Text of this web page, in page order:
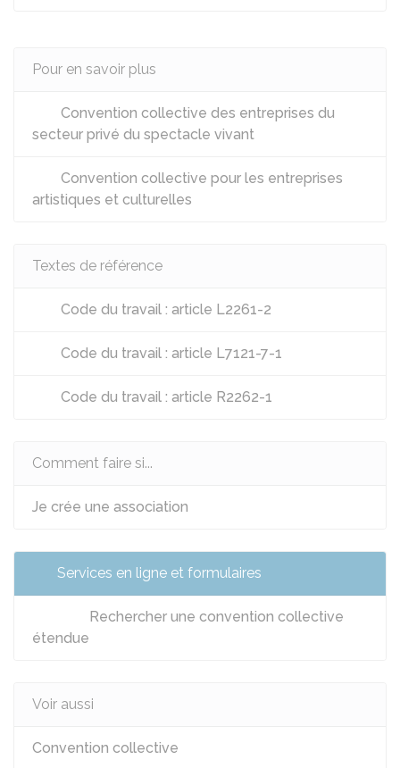
Pour en savoir plus
Convention collective des entreprises du
secteur privé du spectacle vivant
Convention collective pour les entreprises
artistiques et culturelles
Textes de référence
Code du travail : article L2261-2
Code du travail : article L7121-7-1
Code du travail : article R2262-1
Comment faire si...
Je crée une association
Services en ligne et formulaires
Rechercher une convention collective
étendue
Voir aussi
Convention collective